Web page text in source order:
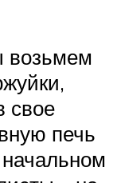
возьмем
свое
печь